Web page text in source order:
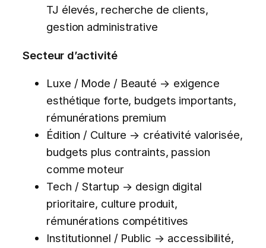
TJ élevés, recherche de clients,
gestion administrative
Secteur d’activité
Luxe / Mode / Beauté → exigence
esthétique forte, budgets importants,
rémunérations premium
Édition / Culture → créativité valorisée,
budgets plus contraints, passion
comme moteur
Tech / Startup → design digital
prioritaire, culture produit,
rémunérations compétitives
Institutionnel / Public → accessibilité,